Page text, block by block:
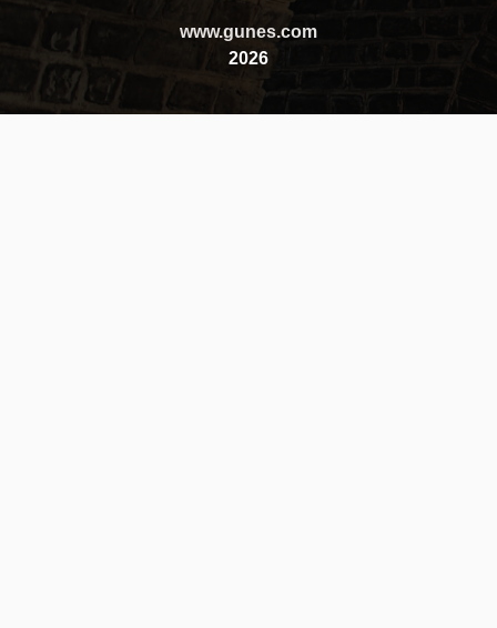
www.gunes.com
2026